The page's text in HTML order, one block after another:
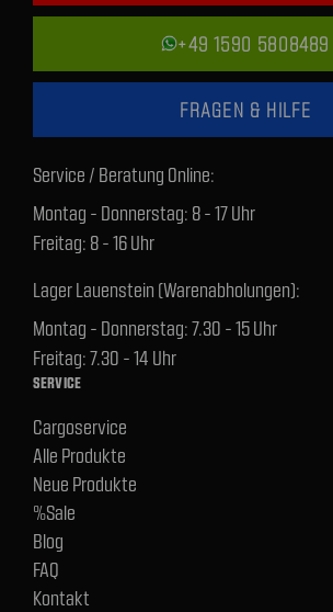
+49 1590 5808489
FRAGEN & HILFE
Service / Beratung Online:
Montag - Donnerstag: 8 - 17 Uhr
Freitag: 8 - 16 Uhr
Lager Lauenstein (Warenabholungen):
Montag - Donnerstag: 7.30 - 15 Uhr
Freitag: 7.30 - 14 Uhr
SERVICE
Cargoservice
Alle Produkte
Neue Produkte
%Sale
Blog
FAQ
Kontakt